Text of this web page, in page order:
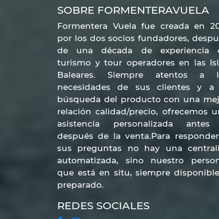
ven a descubrir este fantástico
Apartamentos Es
Desde tu apartamento Es Pujols,
permiten descubrir los platos típicos
internacional para satisfacer los
ya sea como aperitivo o después de
permitenbailar hasta el amanecer.
Entre los numerosos restaurantes y
tienen vistas al mar. Son lugares de
impresionantes.
Alojamientos
SOBRE FORMENTERAVUELA
Formentera Vuela fue creada en
por los dos socios fundadores,
de una década de experiencia
turismo y tour operadores en las
Baleares. Siempre atentos a
necesidades de sus clientes y a
búsqueda del producto con una
relación calidad/precio, ofrecemos
asistencia personalizada
después de la venta.Para
sus preguntas no hay una
automatizada, sino nuestro
que está en situ, siempre
preparado.
REDES SOCIALES